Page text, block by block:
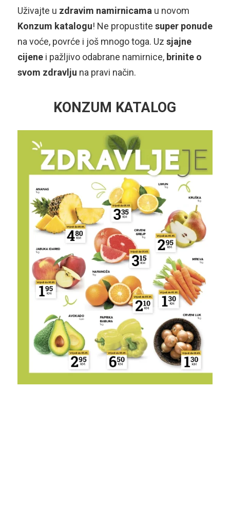
Uživajte u zdravim namirnicamau novom
Konzum katalogu! Ne propustite super ponude
na voće, povrće i još mnogo toga. Uz sjajne
cijenei pažljivo odabrane namirnice,brinite o
svom zdravlju na pravi način.
KONZUM KATALOG